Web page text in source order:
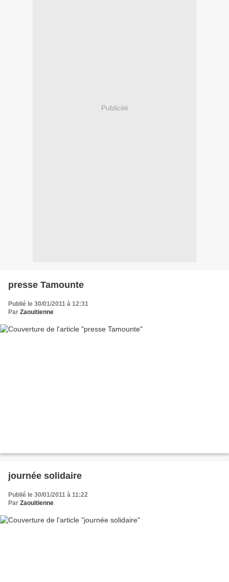
Publicité
presse Tamounte
Publié le 30/01/2011 à 12:31
Par Zaouitienne
journée solidaire
Publié le 30/01/2011 à 11:22
Par Zaouitienne